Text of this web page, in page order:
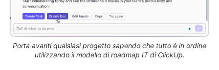
Porta avanti qualsiasi progetto sapendo che tutto è in ordine
utilizzando il modello di roadmap IT di ClickUp.